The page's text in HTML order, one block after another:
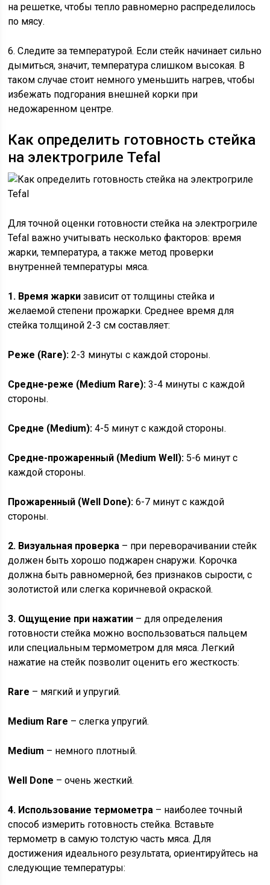
на решетке, чтобы тепло равномерно распределилось
по мясу.
6. Следите за температурой. Если стейк начинает сильно
дымиться, значит, температура слишком высокая. В
таком случае стоит немного уменьшить нагрев, чтобы
избежать подгорания внешней корки при
недожаренном центре.
Как определить готовность стейка
на электрогриле Tefal
Для точной оценки готовности стейка на электрогриле
Tefal важно учитывать несколько факторов: время
жарки, температура, а также метод проверки
внутренней температуры мяса.
1. Время жарки зависит от толщины стейка и
желаемой степени прожарки. Среднее время для
стейка толщиной 2-3 см составляет:
Реже (Rare): 2-3 минуты с каждой стороны.
Средне-реже (Medium Rare): 3-4 минуты с каждой
стороны.
Средне (Medium): 4-5 минут с каждой стороны.
Средне-прожаренный (Medium Well): 5-6 минут с
каждой стороны.
Прожаренный (Well Done): 6-7 минут с каждой
стороны.
2. Визуальная проверка – при переворачивании стейк
должен быть хорошо поджарен снаружи. Корочка
должна быть равномерной, без признаков сырости, с
золотистой или слегка коричневой окраской.
3. Ощущение при нажатии – для определения
готовности стейка можно воспользоваться пальцем
или специальным термометром для мяса. Легкий
нажатие на стейк позволит оценить его жесткость:
Rare – мягкий и упругий.
Medium Rare – слегка упругий.
Medium – немного плотный.
Well Done – очень жесткий.
4. Использование термометра – наиболее точный
способ измерить готовность стейка. Вставьте
термометр в самую толстую часть мяса. Для
достижения идеального результата, ориентируйтесь на
следующие температуры: